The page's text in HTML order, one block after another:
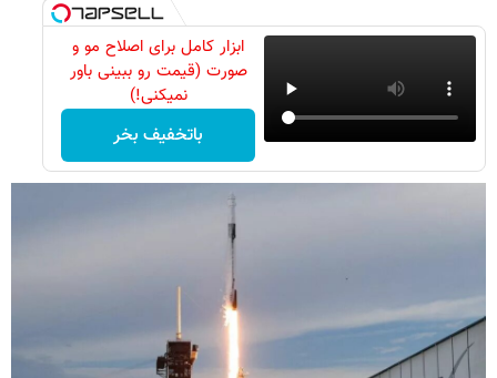
ابزار کامل برای اصلاح مو و
صورت (قیمت رو ببینی باور
نمیکنی!)
باتخفیف بخر